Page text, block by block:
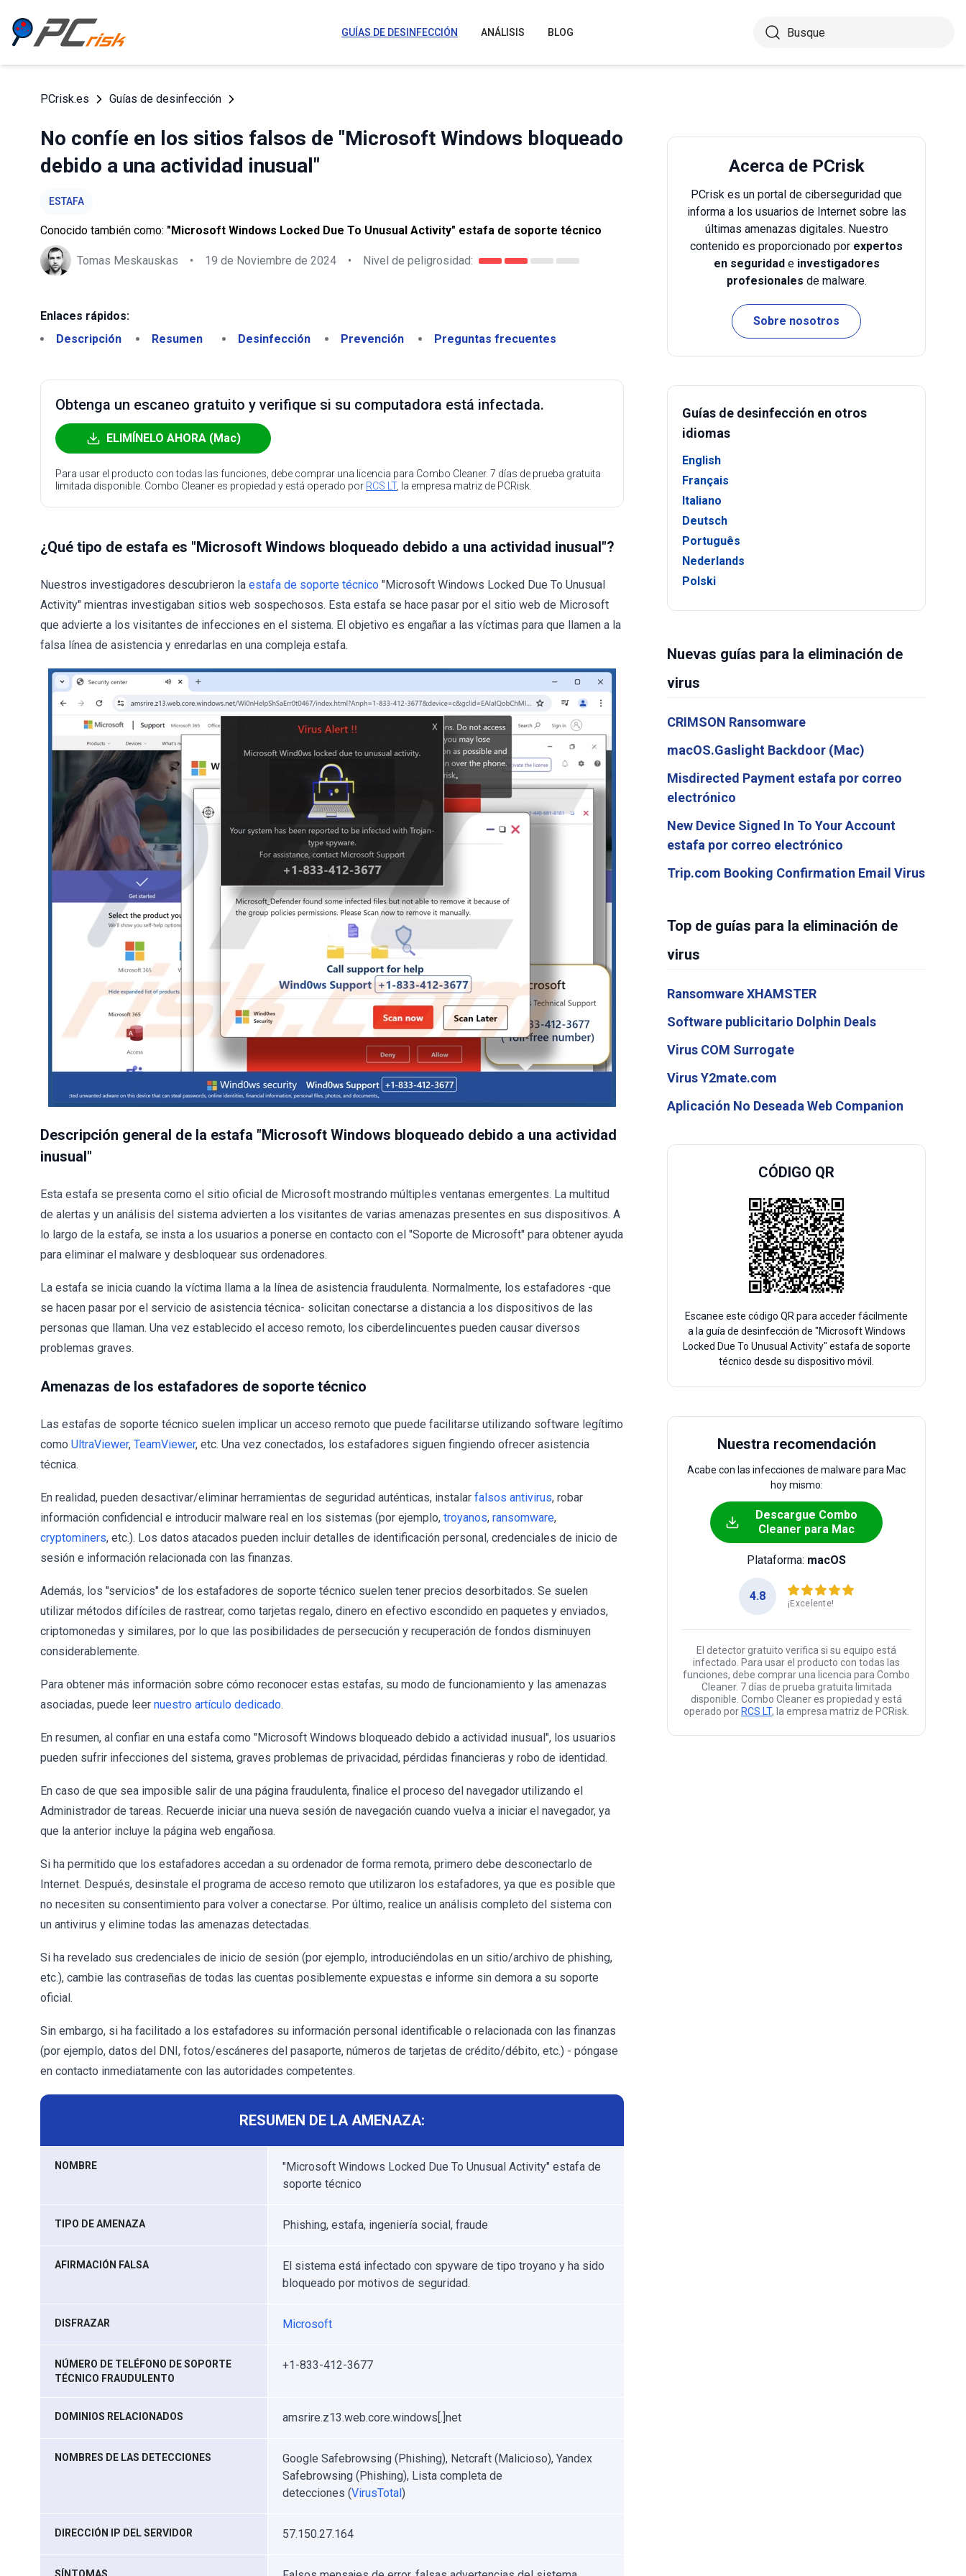
GUÍAS DE DESINFECCIÓN ANÁLISIS BLOG
PCrisk.es Guías de desinfección
No confíe en los sitios falsos de "Microsoft Windows bloqueado
debido a una actividad inusual"
ESTAFA
Conocido también como: "Microsoft Windows Locked Due To Unusual Activity" estafa de soporte técnico
Tomas Meskauskas • 19 de Noviembre de 2024 • Nivel de peligrosidad:
Enlaces rápidos:
Descripción
Resumen Desinfección Prevención Preguntas frecuentes
Obtenga un escaneo gratuito y verifique si su computadora está infectada.
ELIMÍNELO AHORA (Mac)
Para usar el producto con todas las funciones, debe comprar una licencia para Combo Cleaner. 7 días de prueba gratuita
limitada disponible. Combo Cleaner es propiedad y está operado por RCS LT, la empresa matriz de PCRisk.
¿Qué tipo de estafa es "Microsoft Windows bloqueado debido a una actividad inusual"?
Nuestros investigadores descubrieron la estafa de soporte técnico "Microsoft Windows Locked Due To Unusual
Activity" mientras investigaban sitios web sospechosos. Esta estafa se hace pasar por el sitio web de Microsoft
que advierte a los visitantes de infecciones en el sistema. El objetivo es engañar a las víctimas para que llamen a la
falsa línea de asistencia y enredarlas en una compleja estafa.
Descripción general de la estafa "Microsoft Windows bloqueado debido a una actividad
inusual"
Esta estafa se presenta como el sitio oficial de Microsoft mostrando múltiples ventanas emergentes. La multitud
de alertas y un análisis del sistema advierten a los visitantes de varias amenazas presentes en sus dispositivos. A
lo largo de la estafa, se insta a los usuarios a ponerse en contacto con el "Soporte de Microsoft" para obtener ayuda
para eliminar el malware y desbloquear sus ordenadores.
La estafa se inicia cuando la víctima llama a la línea de asistencia fraudulenta. Normalmente, los estafadores -que
se hacen pasar por el servicio de asistencia técnica- solicitan conectarse a distancia a los dispositivos de las
personas que llaman. Una vez establecido el acceso remoto, los ciberdelincuentes pueden causar diversos
problemas graves.
Amenazas de los estafadores de soporte técnico
Las estafas de soporte técnico suelen implicar un acceso remoto que puede facilitarse utilizando software legítimo
como UltraViewer, TeamViewer, etc. Una vez conectados, los estafadores siguen fingiendo ofrecer asistencia
técnica.
En realidad, pueden desactivar/eliminar herramientas de seguridad auténticas, instalar falsos antivirus, robar
información confidencial e introducir malware real en los sistemas (por ejemplo, troyanos, ransomware,
cryptominers, etc.). Los datos atacados pueden incluir detalles de identificación personal, credenciales de inicio de
sesión e información relacionada con las finanzas.
Además, los "servicios" de los estafadores de soporte técnico suelen tener precios desorbitados. Se suelen
utilizar métodos difíciles de rastrear, como tarjetas regalo, dinero en efectivo escondido en paquetes y enviados,
criptomonedas y similares, por lo que las posibilidades de persecución y recuperación de fondos disminuyen
considerablemente.
Para obtener más información sobre cómo reconocer estas estafas, su modo de funcionamiento y las amenazas
asociadas, puede leer nuestro artículo dedicado.
En resumen, al confiar en una estafa como "Microsoft Windows bloqueado debido a actividad inusual", los usuarios
pueden sufrir infecciones del sistema, graves problemas de privacidad, pérdidas financieras y robo de identidad.
En caso de que sea imposible salir de una página fraudulenta, finalice el proceso del navegador utilizando el
Administrador de tareas. Recuerde iniciar una nueva sesión de navegación cuando vuelva a iniciar el navegador, ya
que la anterior incluye la página web engañosa.
Si ha permitido que los estafadores accedan a su ordenador de forma remota, primero debe desconectarlo de
Internet. Después, desinstale el programa de acceso remoto que utilizaron los estafadores, ya que es posible que
no necesiten su consentimiento para volver a conectarse. Por último, realice un análisis completo del sistema con
un antivirus y elimine todas las amenazas detectadas.
Si ha revelado sus credenciales de inicio de sesión (por ejemplo, introduciéndolas en un sitio/archivo de phishing,
etc.), cambie las contraseñas de todas las cuentas posiblemente expuestas e informe sin demora a su soporte
oficial.
Sin embargo, si ha facilitado a los estafadores su información personal identificable o relacionada con las finanzas
(por ejemplo, datos del DNI, fotos/escáneres del pasaporte, números de tarjetas de crédito/débito, etc.) - póngase
en contacto inmediatamente con las autoridades competentes.
RESUMEN DE LA AMENAZA:
NOMBRE
"Microsoft Windows Locked Due To Unusual Activity" estafa de
soporte técnico
TIPO DE AMENAZA Phishing, estafa, ingeniería social, fraude
AFIRMACIÓN FALSA
El sistema está infectado con spyware de tipo troyano y ha sido
bloqueado por motivos de seguridad.
DISFRAZAR Microsoft
NÚMERO DE TELÉFONO DE SOPORTE
TÉCNICO FRAUDULENTO
+1-833-412-3677
DOMINIOS RELACIONADOS amsrire.z13.web.core.windows[.]net
NOMBRES DE LAS DETECCIONES
Google Safebrowsing (Phishing), Netcraft (Malicioso), Yandex
Safebrowsing (Phishing), Lista completa de
detecciones (VirusTotal)
DIRECCIÓN IP DEL SERVIDOR 57.150.27.164
Acerca de PCrisk
PCrisk es un portal de ciberseguridad que
informa a los usuarios de Internet sobre las
últimas amenazas digitales. Nuestro
contenido es proporcionado por expertos
en seguridade investigadores
profesionales de malware.
Sobre nosotros
Guías de desinfección en otros
idiomas
English
Français
Italiano
Deutsch
Português
Nederlands
Polski
Nuevas guías para la eliminación de
virus
CRIMSON Ransomware
macOS.Gaslight Backdoor (Mac)
Misdirected Payment estafa por correo
electrónico
New Device Signed In To Your Account
estafa por correo electrónico
Trip.com Booking Confirmation Email Virus
Top de guías para la eliminación de
virus
Ransomware XHAMSTER
Software publicitario Dolphin Deals
Virus COM Surrogate
Virus Y2mate.com
Aplicación No Deseada Web Companion
CÓDIGO QR
Escanee este código QR para acceder fácilmente
a la guía de desinfección de "Microsoft Windows
Locked Due To Unusual Activity" estafa de soporte
técnico desde su dispositivo móvil.
Nuestra recomendación
Acabe con las infecciones de malware para Mac
hoy mismo:
Descargue Combo
Cleaner para Mac
Plataforma: macOS
4.8
¡Excelente!
El detector gratuito verifica si su equipo está
infectado. Para usar el producto con todas las
funciones, debe comprar una licencia para Combo
Cleaner. 7 días de prueba gratuita limitada
disponible. Combo Cleaner es propiedad y está
operado por RCS LT, la empresa matriz de PCRisk.